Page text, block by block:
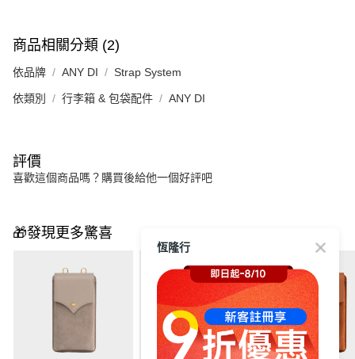
商品相關分類 (2)
依品牌 ANY DI Strap System
依類別 行李箱 & 包袋配件 ANY DI
評價
喜歡這個商品嗎？購買後給他一個好評吧
🎁發現更多驚喜
恆隆行